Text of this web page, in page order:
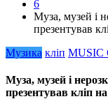
6
Муза, музей і
презентував
Музика кліп MUSIC
Муза, музей і
презентував кліп